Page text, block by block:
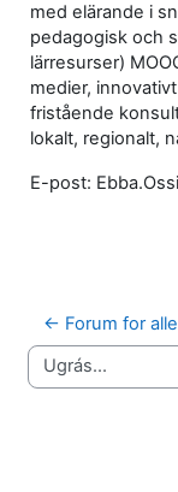
med elärande i
pedagogisk och
lärresurser)
medier,
fristående
lokalt, regionalt,
E-post:
← Forum for
Ugrás...